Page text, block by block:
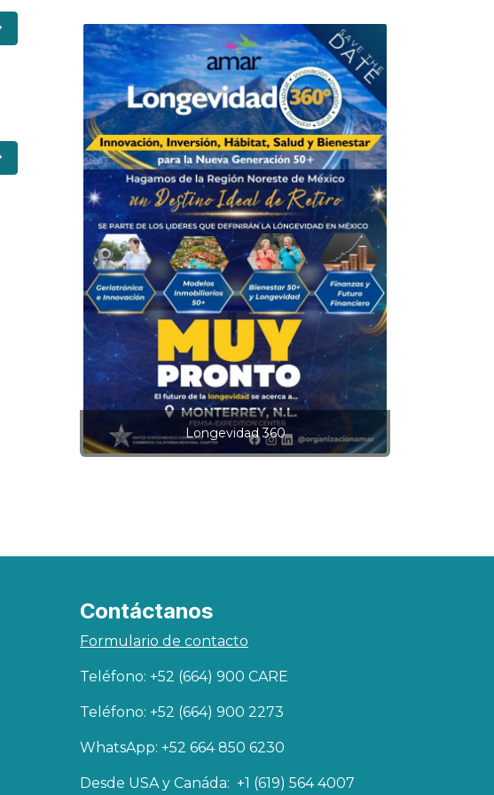
Longevidad 360
Contáctanos
Formulario de contacto
Teléfono: +52 (664) 900 CARE
Teléfono: +52 (664) 900 2273
WhatsApp: +52 664 850 6230
Desde USA y Canáda: +1 (619) 564 4007